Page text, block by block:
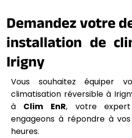
Demandez votre
installation de
Irigny
Vous souhaitez équiper
climatisation réversible à
à Clim EnR, votre
engageons à répondre à
heures.